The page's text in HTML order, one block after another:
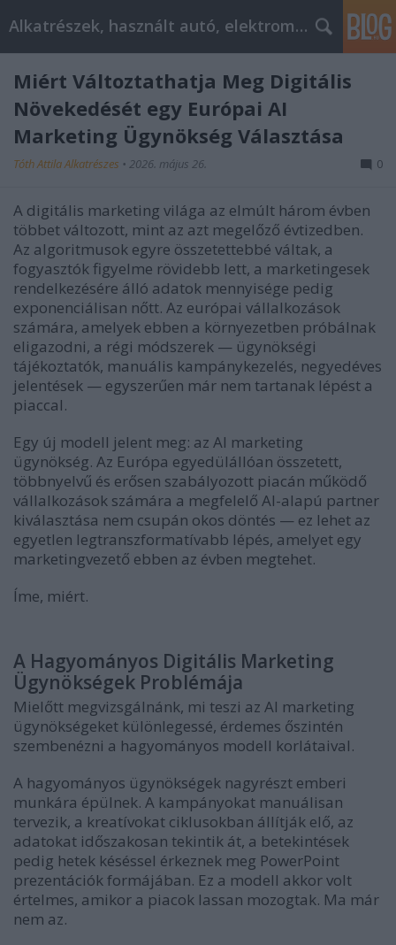
Alkatrészek, használt autó, elektromos
Miért Változtathatja Meg Digitális
Növekedését egy Európai AI
Marketing Ügynökség Választása
Tóth Attila Alkatrészes • 2026. május 26. 0
A digitális marketing világa az elmúlt három évben
többet változott, mint az azt megelőző évtizedben.
Az algoritmusok egyre összetettebbé váltak, a
fogyasztók figyelme rövidebb lett, a marketingesek
rendelkezésére álló adatok mennyisége pedig
exponenciálisan nőtt. Az európai vállalkozások
számára, amelyek ebben a környezetben próbálnak
eligazodni, a régi módszerek — ügynökségi
tájékoztatók, manuális kampánykezelés, negyedéves
jelentések — egyszerűen már nem tartanak lépést a
piaccal.
Egy új modell jelent meg: az AI marketing
ügynökség. Az Európa egyedülállóan összetett,
többnyelvű és erősen szabályozott piacán működő
vállalkozások számára a megfelelő AI-alapú partner
kiválasztása nem csupán okos döntés — ez lehet az
egyetlen legtranszformatívabb lépés, amelyet egy
marketingvezető ebben az évben megtehet.
Íme, miért.
A Hagyományos Digitális Marketing
Ügynökségek Problémája
Mielőtt megvizsgálnánk, mi teszi az AI marketing
ügynökségeket különlegessé, érdemes őszintén
szembenézni a hagyományos modell korlátaival.
A hagyományos ügynökségek nagyrészt emberi
munkára épülnek. A kampányokat manuálisan
tervezik, a kreatívokat ciklusokban állítják elő, az
adatokat időszakosan tekintik át, a betekintések
pedig hetek késéssel érkeznek meg PowerPoint
prezentációk formájában. Ez a modell akkor volt
értelmes, amikor a piacok lassan mozogtak. Ma már
nem az.